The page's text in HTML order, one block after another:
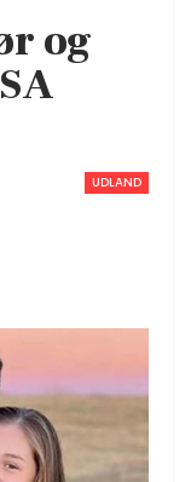
og
UDLAND